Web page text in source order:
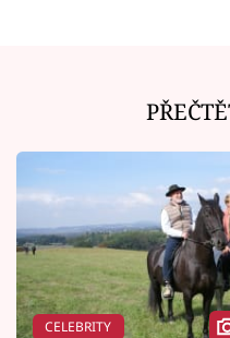
Sledujte nás
CELEBRITY